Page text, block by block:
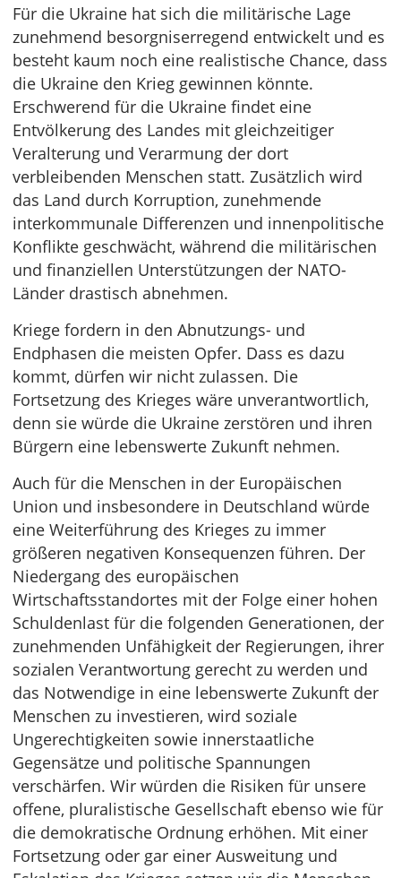
Für die Ukraine hat sich die militärische Lage
zunehmend besorgniserregend entwickelt und es
besteht kaum noch eine realistische Chance, dass
die Ukraine den Krieg gewinnen könnte.
Erschwerend für die Ukraine findet eine
Entvölkerung des Landes mit gleichzeitiger
Veralterung und Verarmung der dort
verbleibenden Menschen statt. Zusätzlich wird
das Land durch Korruption, zunehmende
interkommunale Differenzen und innenpolitische
Konflikte geschwächt, während die militärischen
und finanziellen Unterstützungen der NATO-
Länder drastisch abnehmen.
Kriege fordern in den Abnutzungs- und
Endphasen die meisten Opfer. Dass es dazu
kommt, dürfen wir nicht zulassen. Die
Fortsetzung des Krieges wäre unverantwortlich,
denn sie würde die Ukraine zerstören und ihren
Bürgern eine lebenswerte Zukunft nehmen.
Auch für die Menschen in der Europäischen
Union und insbesondere in Deutschland würde
eine Weiterführung des Krieges zu immer
größeren negativen Konsequenzen führen. Der
Niedergang des europäischen
Wirtschaftsstandortes mit der Folge einer hohen
Schuldenlast für die folgenden Generationen, der
zunehmenden Unfähigkeit der Regierungen, ihrer
sozialen Verantwortung gerecht zu werden und
das Notwendige in eine lebenswerte Zukunft der
Menschen zu investieren, wird soziale
Ungerechtigkeiten sowie innerstaatliche
Gegensätze und politische Spannungen
verschärfen. Wir würden die Risiken für unsere
offene, pluralistische Gesellschaft ebenso wie für
die demokratische Ordnung erhöhen. Mit einer
Fortsetzung oder gar einer Ausweitung und